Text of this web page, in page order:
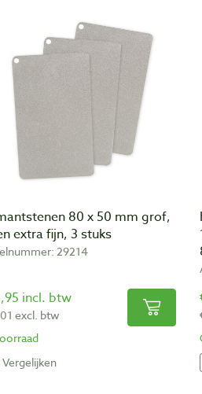
80 x 50 mm grof,
extra fijn, 3 stuks
29214
incl. btw
excl. btw
Vergelijken